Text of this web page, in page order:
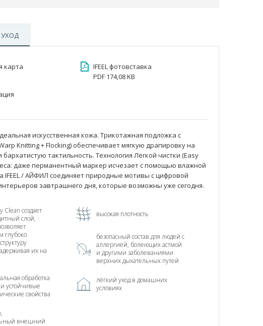
УХОД
карта
IFEEL фотовставка
PDF 174,08 KB
искусственная кожа. Трикотажная подложка с
Knitting + Flocking) обеспечивает мягкую драпировку на
тактильность. Технология Лёгкой чистки (Easy
даже перманентный маркер исчезает с помощью влажной
IFEEL / АЙФИЛ соединяет природные мотивы с цифровой
завтрашнего дня, которые возможны уже сегодня.
Clean создает
слой,
глубоко
их на
обработка
устойчивые
свойства
внешний
высокая плотность
безопасный состав для людей с
аллергией, болеющих астмой
и другими заболеваниями
верхних дыхательных путей
лёгкий уход в домашних
условиях